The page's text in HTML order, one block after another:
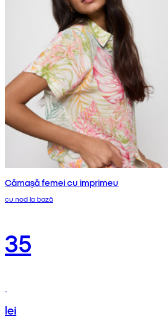
Cămașă femei cu imprimeu
cu nod la bază
35
lei